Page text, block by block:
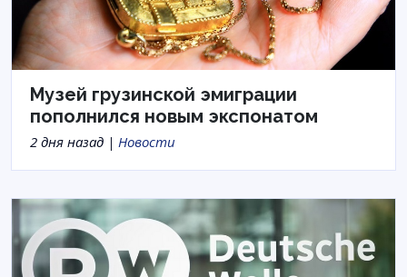
Музей грузинской эмиграции
пополнился новым экспонатом
2 дня назад | Новости